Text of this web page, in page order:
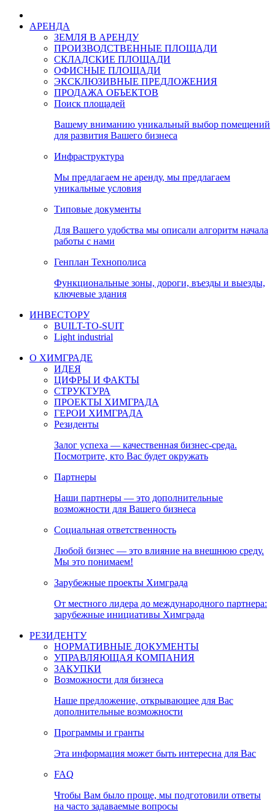
АРЕНДА
ЗЕМЛЯ В АРЕНДУ
ПРОИЗВОДСТВЕННЫЕ ПЛОЩАДИ
СКЛАДСКИЕ ПЛОЩАДИ
ОФИСНЫЕ ПЛОЩАДИ
ЭКСКЛЮЗИВНЫЕ ПРЕДЛОЖЕНИЯ
ПРОДАЖА ОБЪЕКТОВ
Поиск площадей
Вашему вниманию уникальный выбор помещений
для развития Вашего бизнеса
Инфраструктура
Мы предлагаем не аренду, мы предлагаем
уникальные условия
Типовые документы
Для Вашего удобства мы описали алгоритм начала
работы с нами
Генплан Технополиса
Функциональные зоны, дороги, въезды и выезды,
ключевые здания
ИНВЕСТОРУ
BUILT-TO-SUIT
Light industrial
О ХИМГРАДЕ
ИДЕЯ
ЦИФРЫ И ФАКТЫ
СТРУКТУРА
ПРОЕКТЫ ХИМГРАДА
ГЕРОИ ХИМГРАДА
Резиденты
Залог успеха — качественная бизнес-среда.
Посмотрите, кто Вас будет окружать
Партнеры
Наши партнеры — это дополнительные
возможности для Вашего бизнеса
Социальная ответственность
Любой бизнес — это влияние на внешнюю среду.
Мы это понимаем!
Зарубежные проекты Химграда
От местного лидера до международного партнера:
зарубежные инициативы Химграда
РЕЗИДЕНТУ
НОРМАТИВНЫЕ ДОКУМЕНТЫ
УПРАВЛЯЮЩАЯ КОМПАНИЯ
ЗАКУПКИ
Возможности для бизнеса
Наше предложение, открывающее для Вас
дополнительные возможности
Программы и гранты
Эта информация может быть интересна для Вас
FAQ
Чтобы Вам было проще, мы подготовили ответы
на часто задаваемые вопросы